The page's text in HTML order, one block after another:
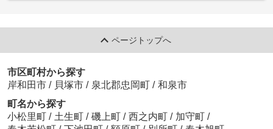
ページトップへ
市区町村から探す
岸和田市 / 貝塚市 / 泉北郡忠岡町 / 和泉市
町名から探す
小松里町 / 土生町 / 磯上町 / 西之内町 / 加守町 /